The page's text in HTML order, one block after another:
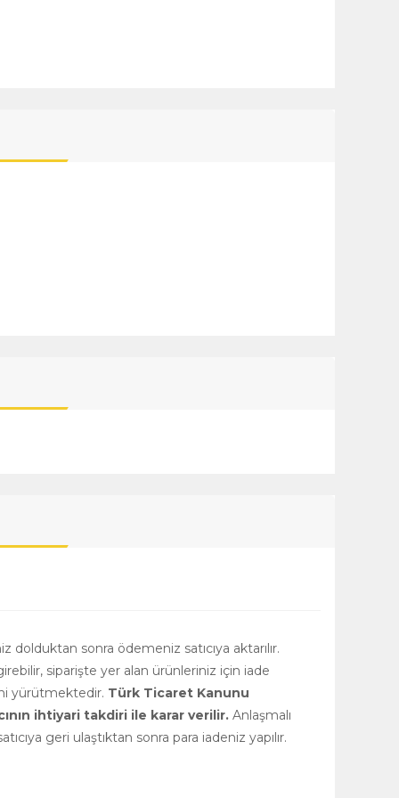
dolduktan sonra ödemeniz satıcıya aktarılır.
siparişte yer alan ürünleriniz için iade
yürütmektedir. Türk Ticaret Kanunu
ihtiyari takdiri ile karar verilir. Anlaşmalı
geri ulaştıktan sonra para iadeniz yapılır.